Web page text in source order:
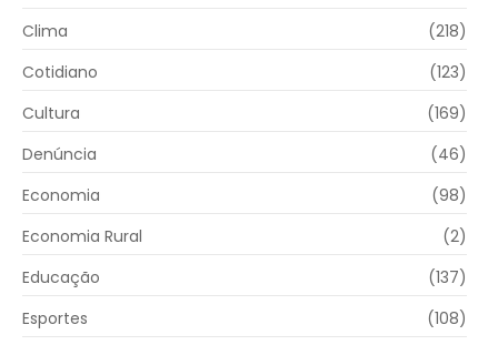
Clima
(218)
Cotidiano
(123)
Cultura
(169)
Denúncia
(46)
Economia
(98)
Economia Rural
(2)
Educação
(137)
Esportes
(108)